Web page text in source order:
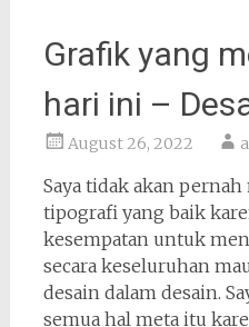
Grafik yang
hari ini –
August 26, 2022
Saya tidak akan
tipografi yang baik
kesempatan untuk
secara keseluruhan
desain dalam desain.
semua hal meta itu